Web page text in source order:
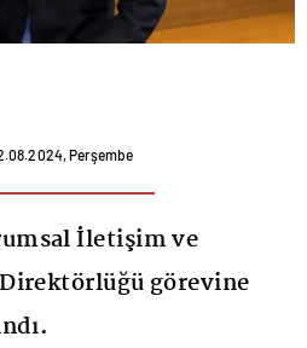
Perşembe
İletişim ve
görevine